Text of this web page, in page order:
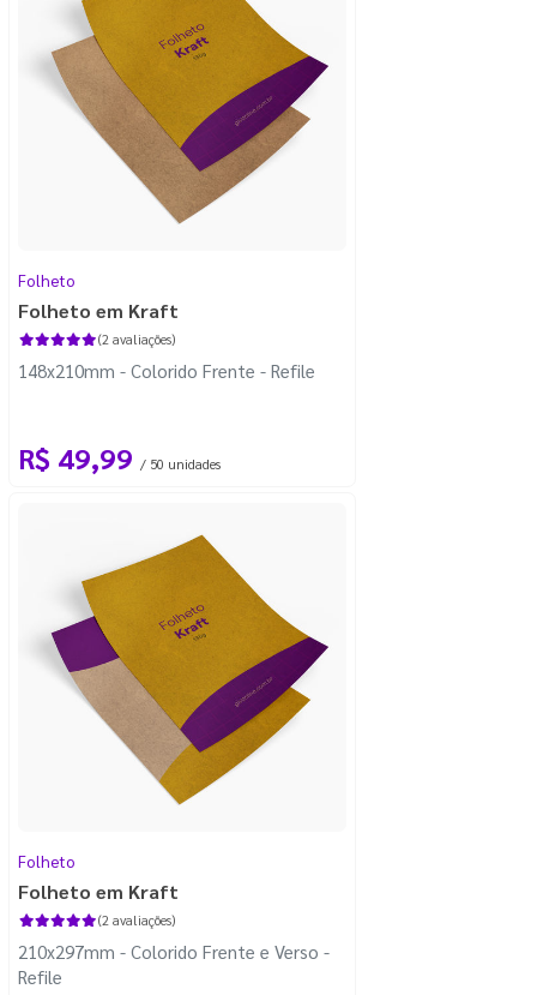
Folheto
Folheto em Kraft
(2 avaliações)
148x210mm - Colorido Frente - Refile
R$ 49,99 / 50 unidades
Folheto
Folheto em Kraft
(2 avaliações)
210x297mm - Colorido Frente e Verso -
Refile